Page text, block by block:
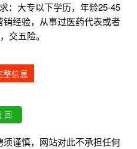
：大专以下学历，年龄25-45
经验，从事过医药代表或者
交五险。
整信息
谨慎，网站对此不承担任何